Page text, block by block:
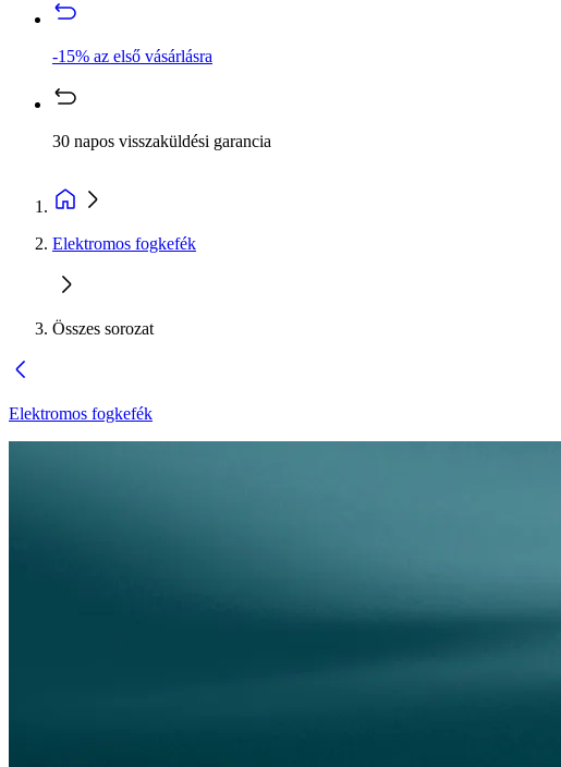
-15% az első vásárlásra
30 napos visszaküldési garancia
Elektromos fogkefék
Összes sorozat
Elektromos fogkefék